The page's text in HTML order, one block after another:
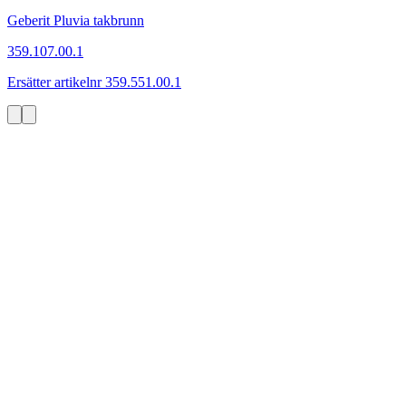
Geberit Pluvia takbrunn
359.107.00.1
Ersätter artikelnr 359.551.00.1